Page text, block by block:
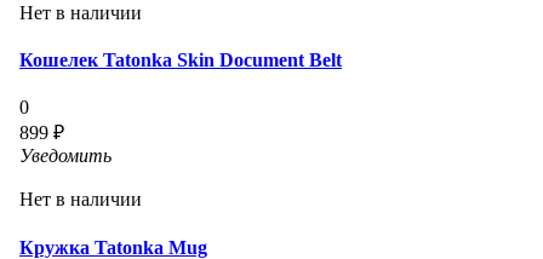
Нет в наличии
Кошелек Tatonka Skin Document Belt
0
899 ₽
Уведомить
Нет в наличии
Кружка Tatonka Mug